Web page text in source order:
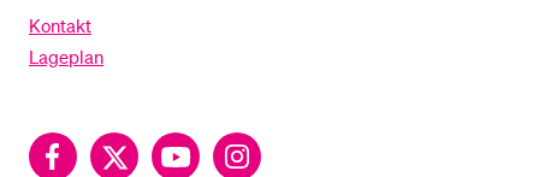
Kontakt
Lageplan
FacebookTwitter YouTubeInstagram